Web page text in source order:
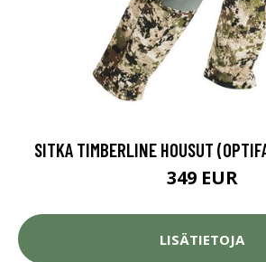
SITKA TIMBERLINE HOUSUT
349 EUR
LISÄTIETOJA